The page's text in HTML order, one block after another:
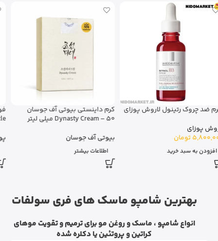
فوم شستشوی صورت پوندز Bright
پوندز
اطلاعات بیشتر
دابل سرم دور چشم جوانساز کلارنس
16,500,000تومان
افزودن به سبد خرید
بهترین شامپو ماسک های فری سولفات
انواع شامپو ، ماسک و روغن مو برای ترمیم و تقویت موهای
کراتین و پروتئین یا دکلره شده